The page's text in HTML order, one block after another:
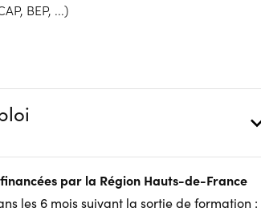
BEP, ...)
par la Région Hauts-de-France
les 6 mois suivant la sortie de formation :